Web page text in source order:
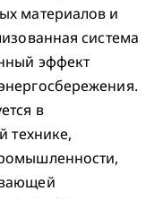
материалов и
система
эффект
в
технике,